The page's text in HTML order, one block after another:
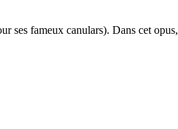
ses fameux canulars). Dans cet opus,